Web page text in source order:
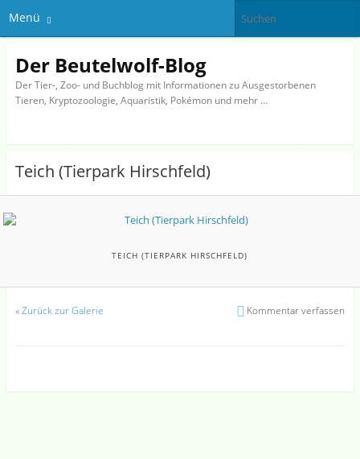
Menü
Der Beutelwolf-Blog
Der Tier-, Zoo- und Buchblog mit Informationen zu Ausgestorbenen
Tieren, Kryptozoologie, Aquaristik, Pokémon und mehr …
Teich (Tierpark Hirschfeld)
TEICH (TIERPARK HIRSCHFELD)
«Zurück zur Galerie Kommentar verfassen